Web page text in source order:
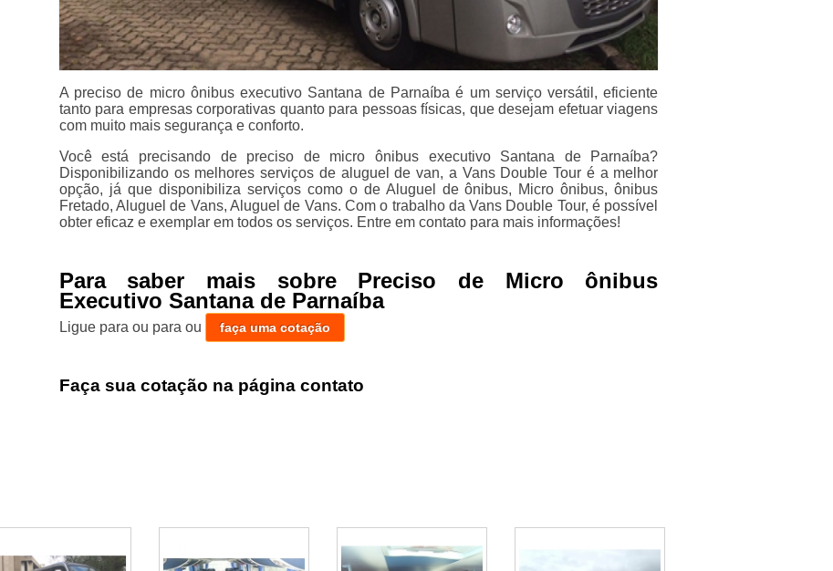
A preciso de micro ônibus executivo Santana de Parnaíba é um serviço versátil, eficiente
tanto para empresas corporativas quanto para pessoas físicas, que desejam efetuar viagens
com muito mais segurança e conforto.
Você está precisando de preciso de micro ônibus executivo Santana de Parnaíba?
Disponibilizando os melhores serviços de aluguel de van, a Vans Double Tour é a melhor
opção, já que disponibiliza serviços como o de Aluguel de ônibus, Micro ônibus, ônibus
Fretado, Aluguel de Vans, Aluguel de Vans. Com o trabalho da Vans Double Tour, é possível
obter eficaz e exemplar em todos os serviços. Entre em contato para mais informações!
Para saber mais sobre Preciso de Micro ônibus
Executivo Santana de Parnaíba
Ligue para ou para ou faça uma cotação
Faça sua cotação